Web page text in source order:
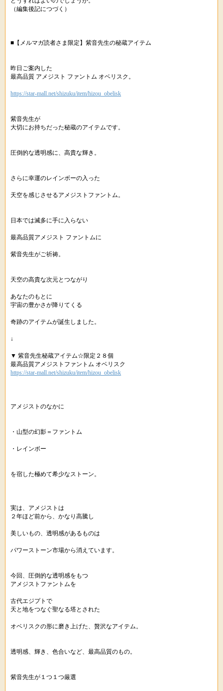
（編集後記につづく）
■【メルマガ読者さま限定】紫音先生の秘蔵アイテム
昨日ご案内した
最高品質 アメジスト ファントム オベリスク。
https://star-mall.net/shizuku/item/hizou_obelisk
紫音先生が
大切にお持ちだった秘蔵のアイテムです。
圧倒的な透明感に、高貴な輝き。
さらに幸運のレインボーの入った
天空を感じさせるアメジストファントム。
日本では滅多に手に入らない
最高品質アメジスト ファントムに
紫音先生がご祈祷。
天空の高貴な次元とつながり
あなたのもとに
宇宙の豊かさが降りてくる
奇跡のアイテムが誕生しました。
↓
▼ 紫音先生秘蔵アイテム☆限定２８個
最高品質アメジストファントム オベリスク
https://star-mall.net/shizuku/item/hizou_obelisk
アメジストのなかに
・山型の幻影＝ファントム
・レインボー
を宿した極めて希少なストーン。
実は、アメジストは
２年ほど前から、かなり高騰し
美しいもの、透明感があるものは
パワーストーン市場から消えています。
今回、圧倒的な透明感をもつ
アメジストファントムを
古代エジプトで
天と地をつなぐ聖なる塔とされた
オベリスクの形に磨き上げた、贅沢なアイテム。
透明感、輝き、色合いなど、最高品質のもの。
紫音先生が１つ１つ厳選